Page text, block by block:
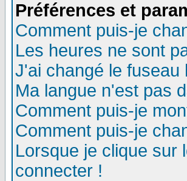
Préférences et
Comment puis-je
Les heures ne sont
J'ai changé le
Ma langue n'est pas
Comment puis-je
Comment puis-je
Lorsque je clique sur
connecter !